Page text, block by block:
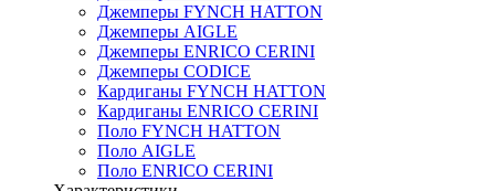
Джемперы FYNCH HATTON
Джемперы AIGLE
Джемперы ENRICO CERINI
Джемперы CODICE
Кардиганы FYNCH HATTON
Кардиганы ENRICO CERINI
Поло FYNCH HATTON
Поло AIGLE
Поло ENRICO CERINI